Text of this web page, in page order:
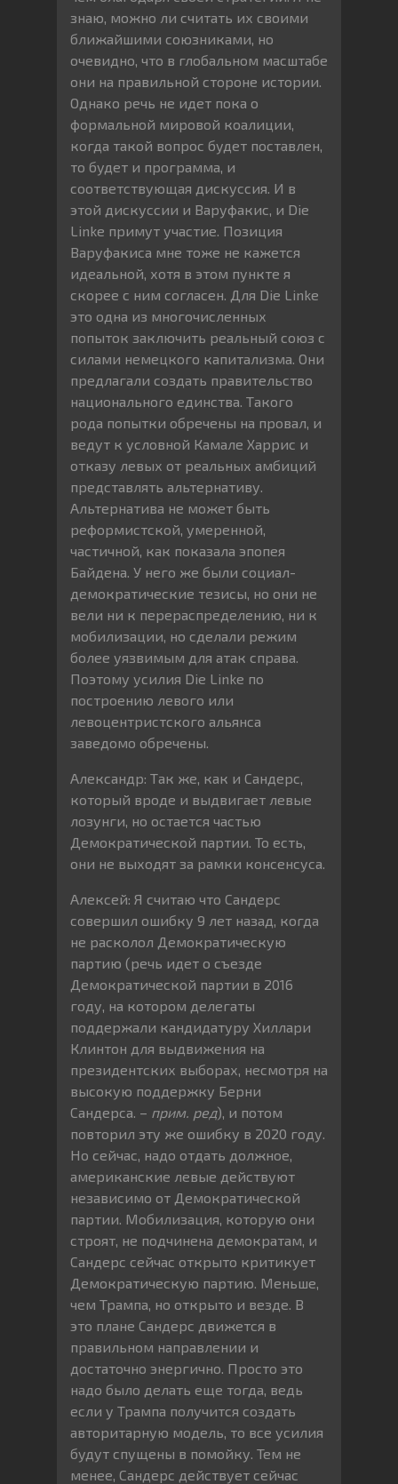
знаю, можно ли считать их своими
ближайшими союзниками, но
очевидно, что в глобальном масштабе
они на правильной стороне истории.
Однако речь не идет пока о
формальной мировой коалиции,
когда такой вопрос будет поставлен,
то будет и программа, и
соответствующая дискуссия. И в
этой дискуссии и Варуфакис, и Die
Linke примут участие. Позиция
Варуфакиса мне тоже не кажется
идеальной, хотя в этом пункте я
скорее с ним согласен. Для Die Linke
это одна из многочисленных
попыток заключить реальный союз с
силами немецкого капитализма. Они
предлагали создать правительство
национального единства. Такого
рода попытки обречены на провал, и
ведут к условной Камале Харрис и
отказу левых от реальных амбиций
представлять альтернативу.
Альтернатива не может быть
реформистской, умеренной,
частичной, как показала эпопея
Байдена. У него же были социал-
демократические тезисы, но они не
вели ни к перераспределению, ни к
мобилизации, но сделали режим
более уязвимым для атак справа.
Поэтому усилия Die Linke по
построению левого или
левоцентристского альянса
заведомо обречены.
Александр: Так же, как и Сандерс,
который вроде и выдвигает левые
лозунги, но остается частью
Демократической партии. То есть,
они не выходят за рамки консенсуса.
Алексей: Я считаю что Сандерс
совершил ошибку 9 лет назад, когда
не расколол Демократическую
партию (речь идет о съезде
Демократической партии в 2016
году, на котором делегаты
поддержали кандидатуру Хиллари
Клинтон для выдвижения на
президентских выборах, несмотря на
высокую поддержку Берни
Сандерса. – прим. ред), и потом
повторил эту же ошибку в 2020 году.
Но сейчас, надо отдать должное,
американские левые действуют
независимо от Демократической
партии. Мобилизация, которую они
строят, не подчинена демократам, и
Сандерс сейчас открыто критикует
Демократическую партию. Меньше,
чем Трампа, но открыто и везде. В
это плане Сандерс движется в
правильном направлении и
достаточно энергично. Просто это
надо было делать еще тогда, ведь
если у Трампа получится создать
авторитарную модель, то все усилия
будут спущены в помойку. Тем не
менее, Сандерс действует сейчас